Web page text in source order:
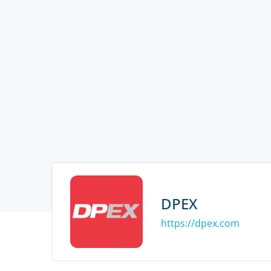
DPEX
https://dpex.com